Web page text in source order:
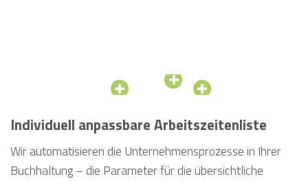
Individuell anpassbare Arbeitszeitenliste
Wir automatisieren die Unternehmensprozesse in Ihrer
Buchhaltung – die Parameter für die übersichtliche